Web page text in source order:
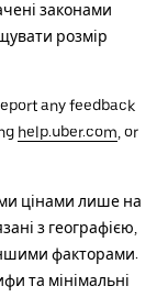
законами
розмір
any feedback
help.uber.com , or
цінами лише на
з географією,
факторами.
та мінімальні